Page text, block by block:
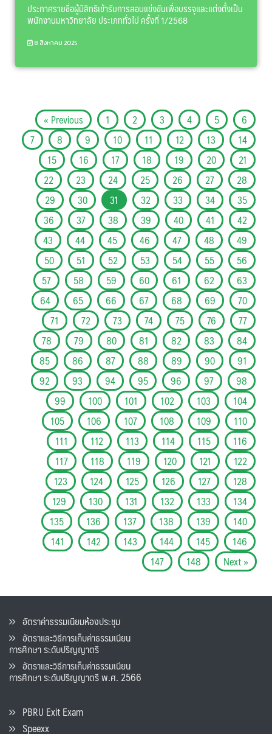
ประกาศรายชื่อผู้มีสิทธิเข้ารับการสอบแข่งขันเพื่อบรรจุและแต่งตั้งเป็น
พนักงานมหาวิทยาลัย ประเภททั่วไป ครั้งที่ 1/2568
8 สิงหาคม 2025
« Previous 1 2 3 4 5
6
7
8 9 10 11 12 13
14
15
16 17 18 19 20
21
22
23 24 25 26 27
28
29
30 31 32 33 34
35
36
37 38 39 40 41
42
43
44 45 46 47 48
49
50
51 52 53 54 55
56
57
58 59 60 61 62
63
64
65 66 67 68 69
70
71
72 73 74 75 76
77
78
79 80 81 82 83
84
85
86 87 88 89 90
91
92
93 94 95 96 97
98
99
100 101 102 103
104
105
106 107 108 109
110
111
112 113 114 115
116
117
118 119 120 121
122
123
124 125 126 127
128
129
130 131 132 133
134
135
136 137 138 139
140
141
142 143 144 145
146
147
148 Next »
อัตราค่าธรรมเนียมห้องประชุม
อัตราและวิธีการเก็บค่าธรรมเนียน
การศึกษา ระดับปริญญาตรี
อัตราและวิธีการเก็บค่าธรรมเนียน
การศึกษา ระดับปริญญาตรี พ.ศ. 2566
PBRU Exit Exam
Speexx